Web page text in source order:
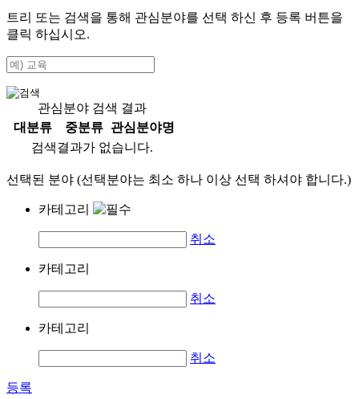
트리 또는 검색을 통해 관심분야를 선택 하신 후 등록 버튼을
클릭 하십시오.
관심분야 검색 결과
대분류
중분류
관심분야명
검색결과가 없습니다.
선택된 분야 (선택분야는 최소 하나 이상 선택 하셔야 합니다.)
카테고리
취소
카테고리
취소
카테고리
취소
등록